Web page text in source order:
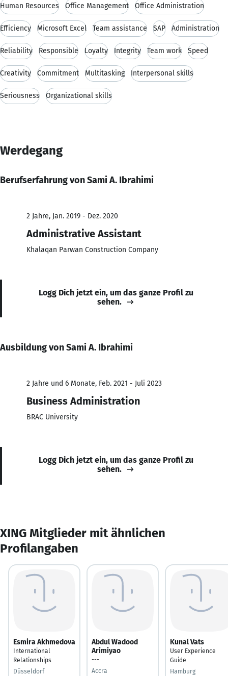
Human Resources Office Management Office Administration
Efficiency Microsoft Excel Team assistance SAP Administration
Reliability Responsible Loyalty Integrity Team work Speed
Creativity Commitment Multitasking Interpersonal skills
Seriousness Organizational skills
Werdegang
Berufserfahrung von Sami A. Ibrahimi
2 Jahre, Jan. 2019 - Dez. 2020
Administrative Assistant
Khalaqan Parwan Construction Company
Logg Dich jetzt ein, um das ganze Profil zu
sehen.
Ausbildung von Sami A. Ibrahimi
2 Jahre und 6 Monate, Feb. 2021 - Juli 2023
Business Administration
BRAC University
Logg Dich jetzt ein, um das ganze Profil zu
sehen.
XING Mitglieder mit ähnlichen
Profilangaben
Esmira Akhmedova
International
Relationships
Düsseldorf
Abdul Wadood
Arimiyao
---
Accra
Kunal Vats
User Experience
Guide
Hamburg